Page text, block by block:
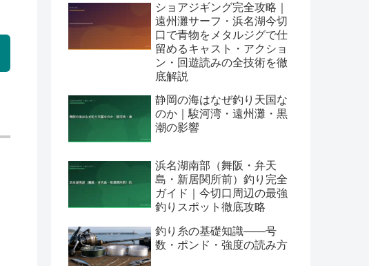
ショアジギング完全攻略｜
遠州灘サーフ・浜名湖今切
口で青物をメタルジグで仕
留めるキャスト・アクショ
ン・回遊読みの全技術を徹
底解説
静岡の海はなぜ釣り天国な
のか｜駿河湾・遠州灘・黒
潮の影響
浜名湖南部（舞阪・弁天
島・新居関所前）釣り完全
ガイド｜今切口周辺の最強
釣りスポット徹底攻略
釣り糸の基礎知識——号
数・ポンド・強度の読み方